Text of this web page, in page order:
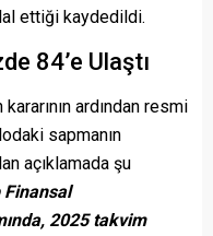
ettiği kaydedildi.
84’e Ulaştı
ardından resmi
sapmanın
açıklamada şu
Finansal
2025 takvim